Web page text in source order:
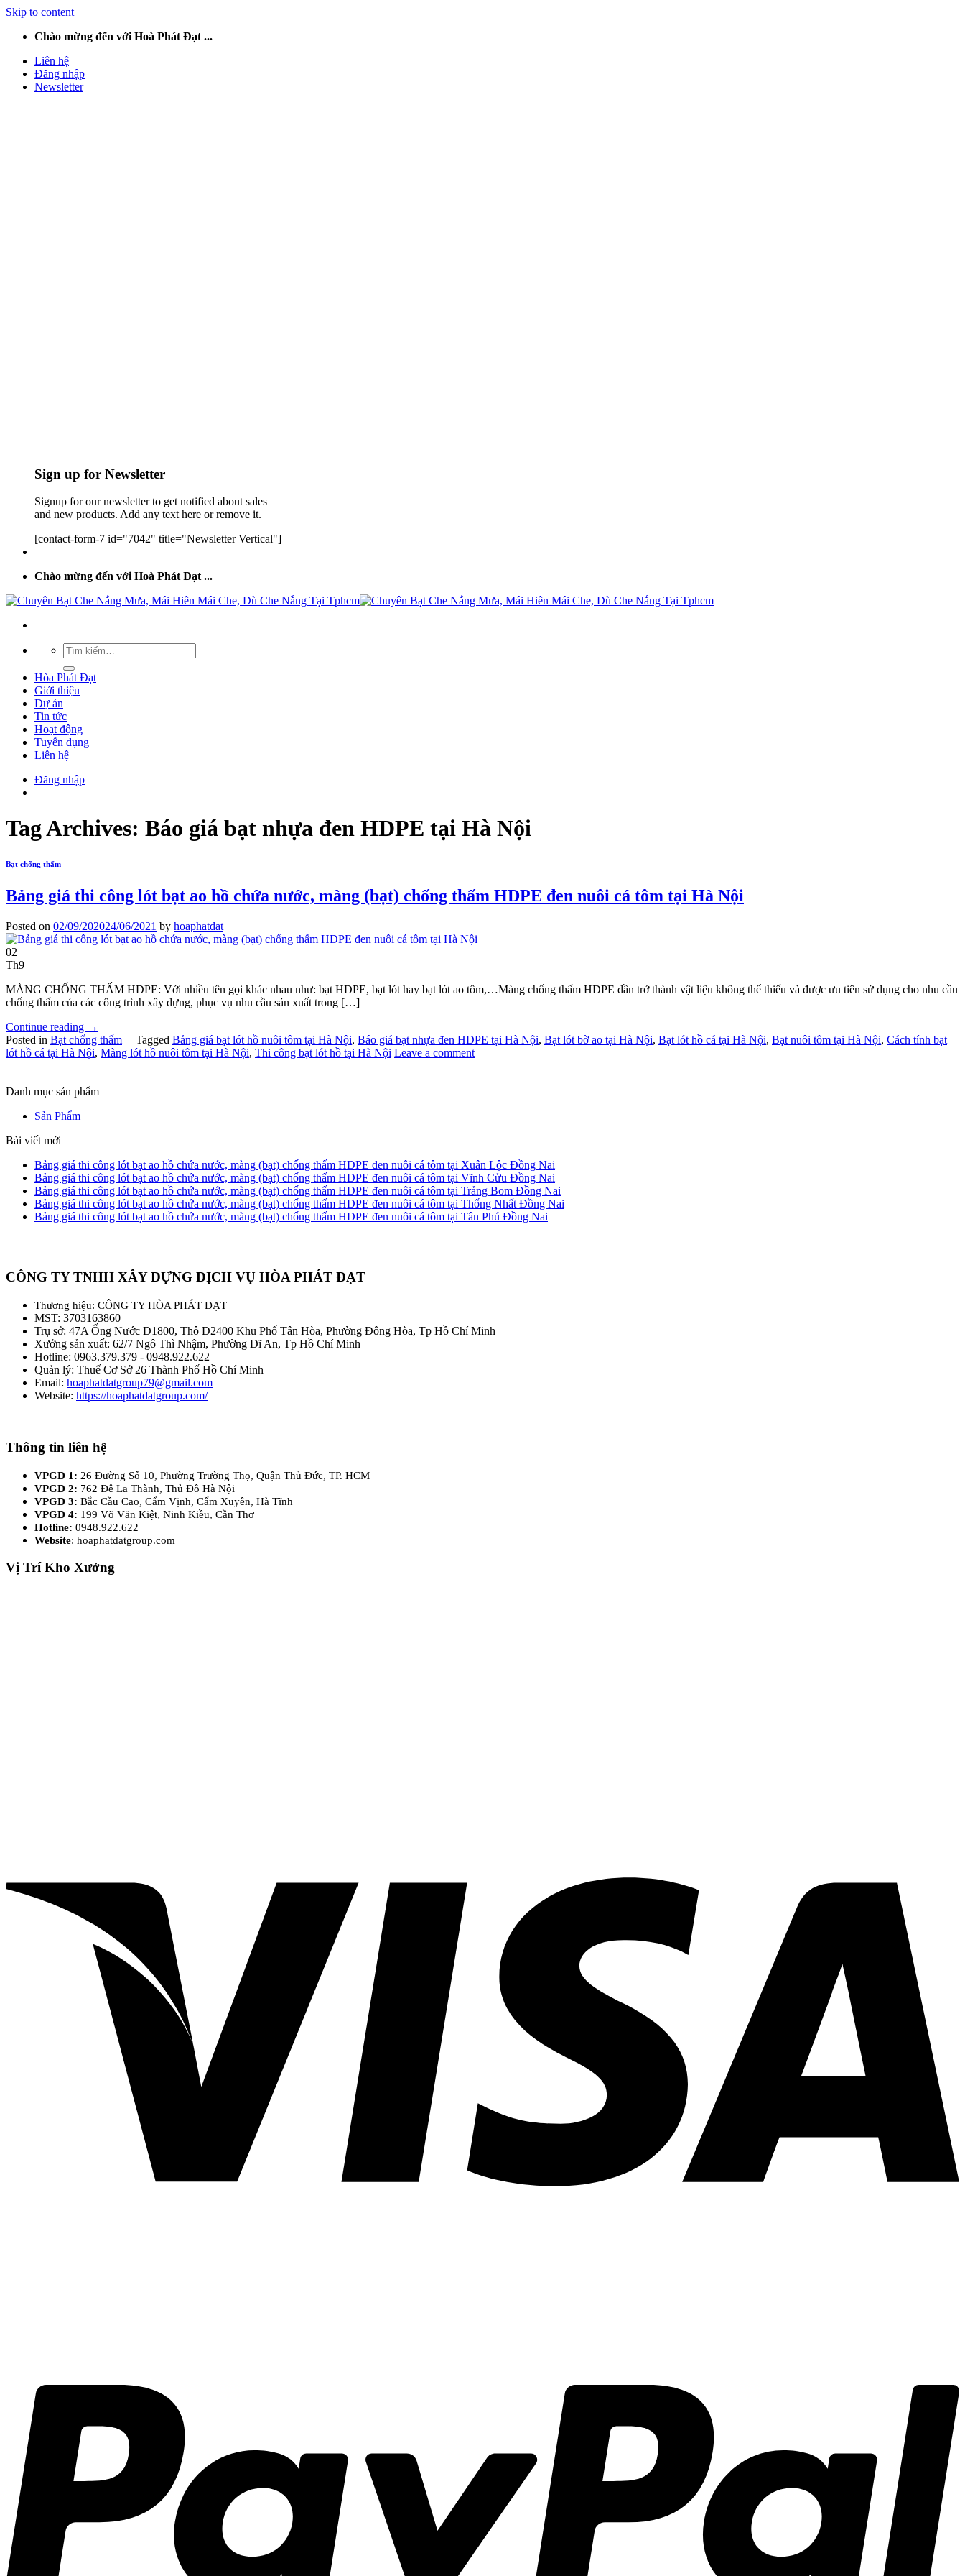
Skip to content
Chào mừng đến với Hoà Phát Đạt ...
Liên hệ
Đăng nhập
Newsletter
Sign up for Newsletter
Signup for our newsletter to get notified about sales
and new products. Add any text here or remove it.
[contact-form-7 id="7042" title="Newsletter Vertical"]
Chào mừng đến với Hoà Phát Đạt ...
Hòa Phát Đạt
Giới thiệu
Dự án
Tin tức
Hoạt động
Tuyển dụng
Liên hệ
Đăng nhập
Tag Archives: Báo giá bạt nhựa đen HDPE tại Hà Nội
Bạt chống thấm
Bảng giá thi công lót bạt ao hồ chứa nước, màng (bạt) chống thấm HDPE đen nuôi cá tôm tại Hà Nội
Posted on 02/09/202024/06/2021 by hoaphatdat
02
Th9
MÀNG CHỐNG THẤM HDPE: Với nhiều tên gọi khác nhau như: bạt HDPE, bạt lót hay bạt lót ao tôm,…Màng chống thấm HDPE dần trở thành vật liệu không thể thiếu và được ưu tiên sử dụng cho nhu cầu
chống thấm của các công trình xây dựng, phục vụ nhu cầu sản xuất trong […]
Continue reading →
Posted in Bạt chống thấm | Tagged Bảng giá bạt lót hồ nuôi tôm tại Hà Nội, Báo giá bạt nhựa đen HDPE tại Hà Nội, Bạt lót bờ ao tại Hà Nội, Bạt lót hồ cá tại Hà Nội, Bạt nuôi tôm tại Hà Nội, Cách tính bạt
lót hồ cá tại Hà Nội, Màng lót hồ nuôi tôm tại Hà Nội, Thi công bạt lót hồ tại Hà Nội Leave a comment
Danh mục sản phẩm
Sản Phẩm
Bài viết mới
Bảng giá thi công lót bạt ao hồ chứa nước, màng (bạt) chống thấm HDPE đen nuôi cá tôm tại Xuân Lộc Đồng Nai
Bảng giá thi công lót bạt ao hồ chứa nước, màng (bạt) chống thấm HDPE đen nuôi cá tôm tại Vĩnh Cửu Đồng Nai
Bảng giá thi công lót bạt ao hồ chứa nước, màng (bạt) chống thấm HDPE đen nuôi cá tôm tại Trảng Bom Đồng Nai
Bảng giá thi công lót bạt ao hồ chứa nước, màng (bạt) chống thấm HDPE đen nuôi cá tôm tại Thống Nhất Đồng Nai
Bảng giá thi công lót bạt ao hồ chứa nước, màng (bạt) chống thấm HDPE đen nuôi cá tôm tại Tân Phú Đồng Nai
CÔNG TY TNHH XÂY DỰNG DỊCH VỤ HÒA PHÁT ĐẠT
Thương hiệu: CÔNG TY HÒA PHÁT ĐẠT
MST: 3703163860
Trụ sở: 47A Ống Nước D1800, Thô D2400 Khu Phố Tân Hòa, Phường Đông Hòa, Tp Hồ Chí Minh
Xưởng sản xuất: 62/7 Ngô Thì Nhậm, Phường Dĩ An, Tp Hồ Chí Minh
Hotline: 0963.379.379 - 0948.922.622
Quản lý: Thuế Cơ Sở 26 Thành Phố Hồ Chí Minh
Email: hoaphatdatgroup79@gmail.com
Website: https://hoaphatdatgroup.com/
Thông tin liên hệ
VPGD 1: 26 Đường Số 10, Phường Trường Thọ, Quận Thủ Đức, TP. HCM
VPGD 2: 762 Đê La Thành, Thủ Đô Hà Nội
VPGD 3: Bắc Cầu Cao, Cẩm Vịnh, Cẩm Xuyên, Hà Tĩnh
VPGD 4: 199 Võ Văn Kiệt, Ninh Kiều, Cần Thơ
Hotline: 0948.922.622
Website: hoaphatdatgroup.com
Vị Trí Kho Xưởng